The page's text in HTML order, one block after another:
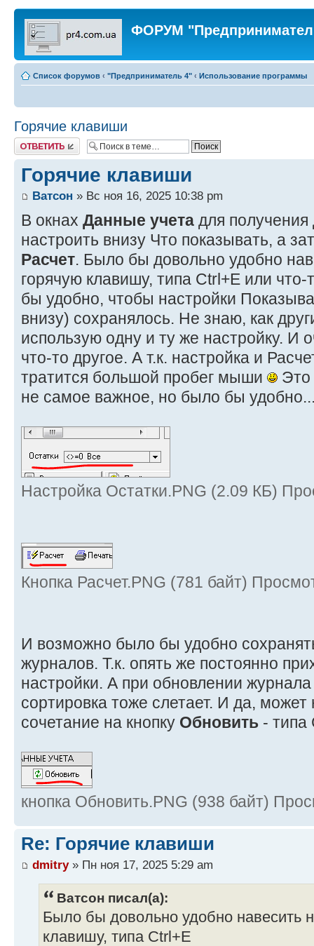
ФОРУМ
Список форумов ‹ "Предприниматель 4" ‹ Использование программы
Горячие клавиши
Ответить
Горячие клавиши
Ватсон » Вс ноя 16, 2025 10:38 pm
В окнах Данные учета для
настроить внизу Что показывать, а
Расчет. Было бы довольно удобно
горячую клавишу, типа Ctrl+E или
бы удобно, чтобы настройки
внизу) сохранялось. Не знаю, как
использую одну и ту же настройку. И
что-то другое. А т.к. настройка и
тратится большой пробег мыши
Это
не самое важное, но было бы
Настройка Остатки.PNG (2.09 КБ)
Кнопка Расчет.PNG (781 байт)
И возможно было бы удобно
журналов. Т.к. опять же постоянно
настройки. А при обновлении
сортировка тоже слетает. И да, может
сочетание на кнопку Обновить - типа
кнопка Обновить.PNG (938 байт)
Re: Горячие клавиши
dmitry» Пн ноя 17, 2025 5:29 am
Ватсон писал(а):
Было бы довольно удобно навесить
клавишу, типа Ctrl+E